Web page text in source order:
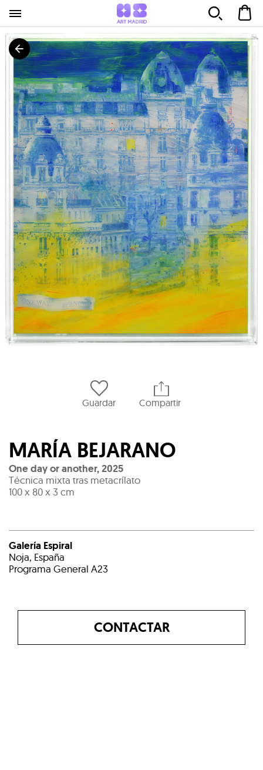
Guardar Compartir
MARÍA BEJARANO
One day or another,2025
Técnica mixta tras metacrílato
100 x 80 x 3 cm
Galería Espiral
Noja, España
Programa General A23
CONTACTAR